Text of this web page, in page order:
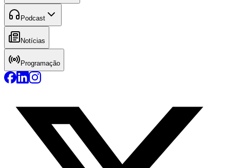
Podcast
Notícias
Programação